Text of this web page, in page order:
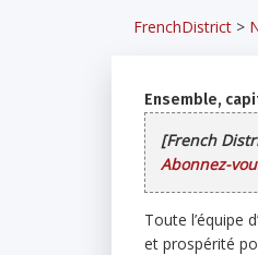
FrenchDistrict >
Ensemble,
[French
Abonnez-
Toute l’équipe d’
et prospérité